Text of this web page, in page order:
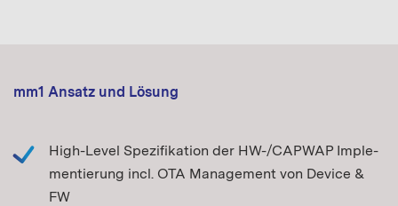
mm1 Ansatz und Lösung
High-Level Spezifikation der HW-/CAPWAP Imple-
mentierung incl. OTA Management von Device &
FW